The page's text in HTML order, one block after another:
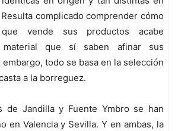
complicado comprender cómo
vende sus productos acabe
material que sí saben afinar sus
todo se basa en la selección
a la borreguez.
Jandilla y Fuente Ymbro se han
en Valencia y Sevilla. Y en ambas, la